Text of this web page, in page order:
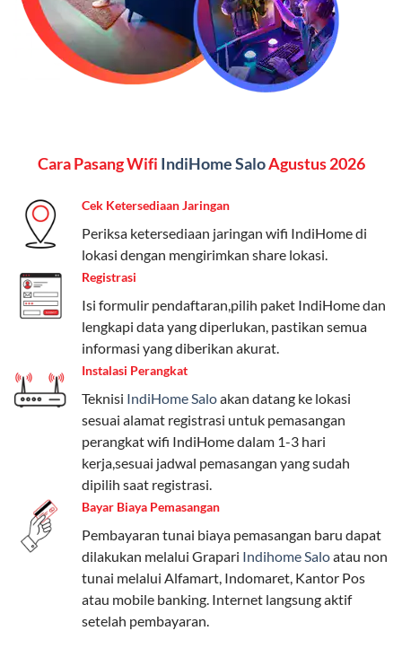
menginginkan internet, komunikasi, dan hiburan
(streaming & TV) dalam satu paket.
Paket Dynamic IP
Fitur:Kecepatan internet 10Mbps-300Mbps, kuota
Disney+ (untuk paket tertentu).
Kelebihan:Cocok untuk pengguna yang membutuhkan
koneksi internet cepat dan stabil dengan fleksibilitas
kuota. Pilihan harga bervariasi sesuai kebutuhan.
Telkomsel One menyediakan pilihan paket yang
beragam, mulai dari paket hemat hingga premium.
Pengguna bisa memilih sesuai kebutuhan, baik untuk
internet, komunikasi, atau hiburan.
Paket Easy cocok untuk kebutuhan dasar, Paket
Complete untuk yang menginginkan fitur lengkap,
dan Paket Dynamic IP untuk pengguna yang
memprioritaskan kecepatan internet tinggi.
Paket Telkomsel One dengan Kuota Keluarga
Salah satu fitur unggulan Telkomsel One adalah Paket
Kuota Keluarga. Dengan kuota hingga 30 GB, Anda
bisa membagikan internet kepada anggota keluarga
Cara Pasang Wifi IndiHome SaloAgustus 2026
Cek Ketersediaan Jaringan
Periksa ketersediaan jaringan wifi IndiHome di
lokasi dengan mengirimkan share lokasi.
Registrasi
Isi formulir pendaftaran,pilih paket IndiHome dan
lengkapi data yang diperlukan, pastikan semua
informasi yang diberikan akurat.
Instalasi Perangkat
Teknisi IndiHome Saloakan datang ke lokasi
sesuai alamat registrasi untuk pemasangan
perangkat wifi IndiHome dalam 1-3 hari
kerja,sesuai jadwal pemasangan yang sudah
dipilih saat registrasi.
Bayar Biaya Pemasangan
Pembayaran tunai biaya pemasangan baru dapat
dilakukan melalui Grapari Indihome Saloatau non
tunai melalui Alfamart, Indomaret, Kantor Pos
atau mobile banking. Internet langsung aktif
setelah pembayaran.